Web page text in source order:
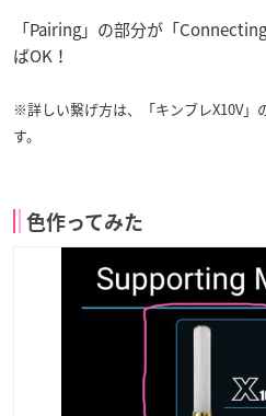
「Pairing」の部分が「
ばOK！
※詳しい繋げ方は、「キンブレX10V」
す。
色作ってみた